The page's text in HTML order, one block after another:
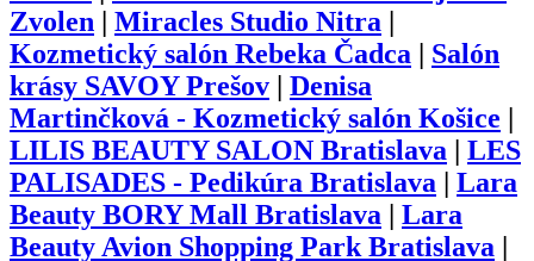
Zvolen
Miracles Studio Nitra
Kozmetický salón Rebeka Čadca
Salón
krásy SAVOY Prešov
Denisa
Martinčková - Kozmetický salón Košice
LILIS BEAUTY SALON Bratislava
LES
PALISADES - Pedikúra Bratislava
Lara
Beauty BORY Mall Bratislava
Lara
Beauty Avion Shopping Park Bratislava